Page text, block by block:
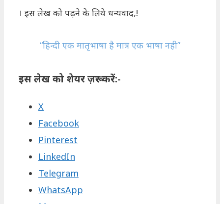
। इस लेख को पढ़ने के लिये धन्यवाद,!
“हिन्दी एक मातृभाषा है मात्र एक भाषा नही”
इस लेख को शेयर ज़रूर करें:-
X
Facebook
Pinterest
LinkedIn
Telegram
WhatsApp